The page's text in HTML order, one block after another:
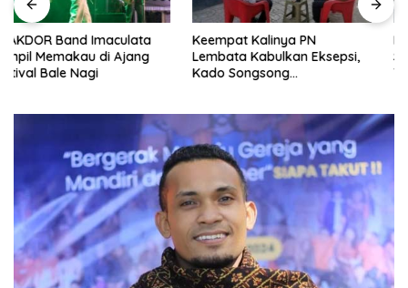
Keempat Kalinya PN
Lembata Kabulkan Eksepsi,
Kado Songsong
Lepas Persebata U-17 ke
Soeratin Cup, Wakil Bupati
Titip Harapan dan Harga Diri